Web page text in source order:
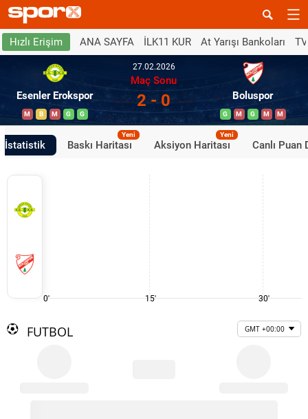
Hızlı Erişim ANA SAYFA İLK11 KUR At Yarışı Bankoları
Esenler Erokspor
M B M G G
27.02.2026
Maç Sonu
2 - 0 Boluspor
G M G M M
İstatistik Baskı Haritası
Yeni
Aksiyon Haritası
Yeni
Canlı Puan
0' 15' 30'
FUTBOL GMT +00:00